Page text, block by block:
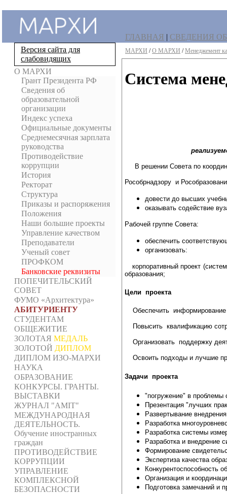
Версия сайта для
слабовидящих
О МАРХИ
Грант Президента РФ
Сведения об
образовательной
организации
Индекс успеха
Официальные документы
Среднемесячная зарплата
руководства
Противодействие
коррупции
История
Ректорат
Структура
Приказы и распоряжения
Положения
Наши большие проекты
Управление качеством
Преподаватели
Ученый совет
ПРОФКОМ
Банковские реквизиты
ПОПЕЧИТЕЛЬСКИЙ
СОВЕТ
ФУМО «Архитектура»
АБИТУРИЕНТУ
СТУДЕНТАМ
ОБЩЕЖИТИЕ
ЗОЛОТАЯ МЕДАЛЬ
ЗОЛОТОЙ ДИПЛОМ
ДИПЛОМ ИЗО-МАРХИ
НАУКА
ОБРАЗОВАНИЕ
КОНКУРСЫ. ГРАНТЫ.
ВЫСТАВКИ
ЖУРНАЛ "AMIT"
МЕЖДУНАРОДНАЯ
ДЕЯТЕЛЬНОСТЬ.
Обучение иностранных
граждан
ПРОТИВОДЕЙСТВИЕ
КОРРУПЦИИ
УПРАВЛЕНИЕ
КОМПЛЕКСНОЙ
БЕЗОПАСНОСТИ
ГЛАВНАЯ | СВЕДЕНИЯ
МАРХИ /О МАРХИ /Менеджемент
Система
В решении Совета по
Рособрнадзору и
довести до высших
оказывать содействие
Рабочей группе Совета:
обеспечить
организовать:
корпоративный проект
образования;
Цели проекта
Обеспечить информирование
Повысить квалификацию
Организовать поддержку
Освоить подходы и лучшие
Задачи проекта
"погружение" в проблемы
Презентация "лучших
Развертывание
Разработка
Разработка системы
Разработка и внедрение
Формирование
Экспертиза качества
Конкурентоспособность
Организация и
Подготовка замечаний